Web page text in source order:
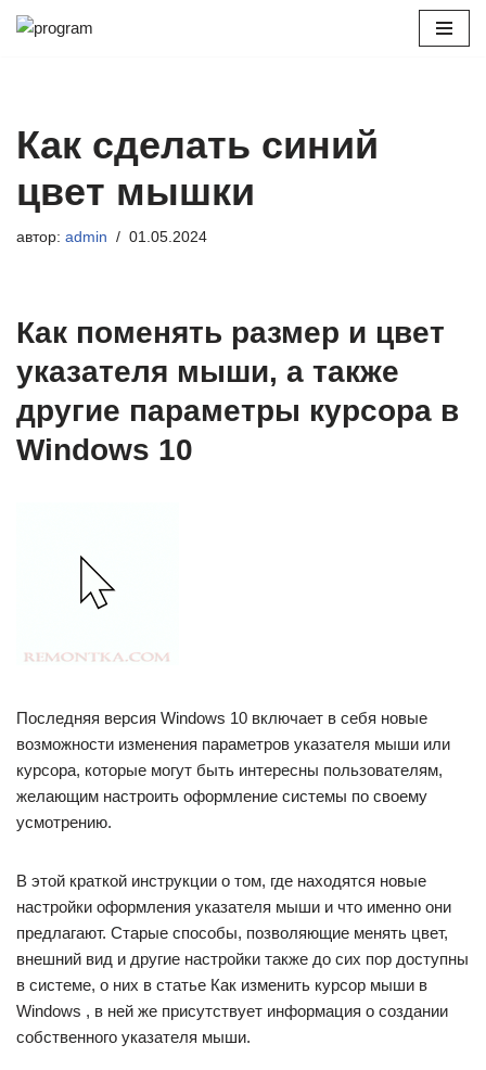
Как сделать синий
цвет мышки
автор: admin 01.05.2024
Как поменять размер и цвет
указателя мыши, а также
другие параметры курсора в
Windows 10
Последняя версия Windows 10 включает в себя новые
возможности изменения параметров указателя мыши или
курсора, которые могут быть интересны пользователям,
желающим настроить оформление системы по своему
усмотрению.
В этой краткой инструкции о том, где находятся новые
настройки оформления указателя мыши и что именно они
предлагают. Старые способы, позволяющие менять цвет,
внешний вид и другие настройки также до сих пор доступны
в системе, о них в статье Как изменить курсор мыши в
Windows , в ней же присутствует информация о создании
собственного указателя мыши.